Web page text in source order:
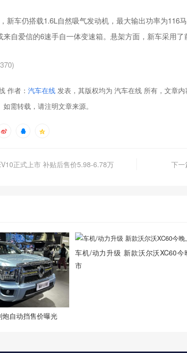
车仍搭载1.6L自然吸气发动机，最大输出功率为116马
来自爱信的6速手自一体变速箱。悬架方面，新车采用了
作者： 汽车在线 发表，其版权均为 汽车在线 所有，文章
需转载，请注明文章来源。
正式上市 补贴后售价5.98-6.78万 下一
自动挡售价曝光
车机/动力升级 新款沃尔沃XC60今
市